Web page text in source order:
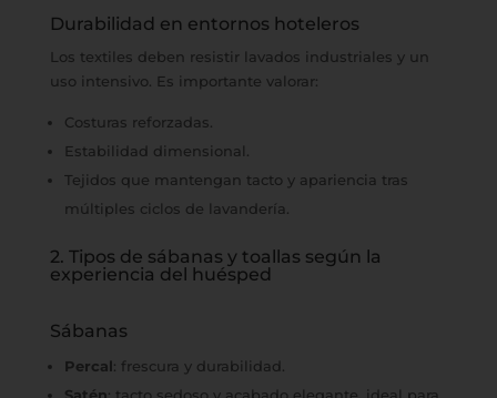
Durabilidad en entornos hoteleros
Los textiles deben resistir lavados industriales y un
uso intensivo. Es importante valorar:
Costuras reforzadas.
Estabilidad dimensional.
Tejidos que mantengan tacto y apariencia tras
múltiples ciclos de lavandería.
2. Tipos de sábanas y toallas según la
experiencia del huésped
Sábanas
Percal: frescura y durabilidad.
Satén: tacto sedoso y acabado elegante, ideal para